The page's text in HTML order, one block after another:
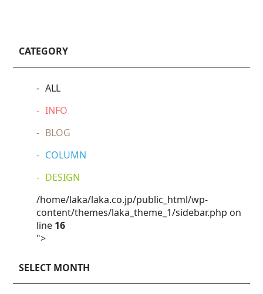
CATEGORY
ALL
INFO
BLOG
COLUMN
DESIGN
/home/laka/laka.co.jp/public_html/wp-
content/themes/laka_theme_1/sidebar.php on
line 16
">
SELECT MONTH